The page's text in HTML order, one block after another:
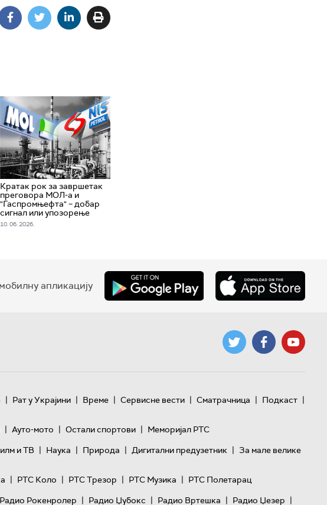
Кратак рок за завршетак
преговора МОЛ-а и
"Гаспромњефта" – добар
сигнал или упозорење
10. 06. 2026.
апликацију
| Рат у Украјини | Време | Сервисне вести | Сматрачница | Подкаст |
| Ауто-мото | Остали спортови | Меморијал РТС
и ТВ | Наука | Природа | Дигитални предузетник | За мале велике
| РТС Коло | РТС Трезор | РТС Музика | РТС Полетарац
Радио Рокенролер | Радио Џубокс | Радио Вртешка | Радио Џезер |